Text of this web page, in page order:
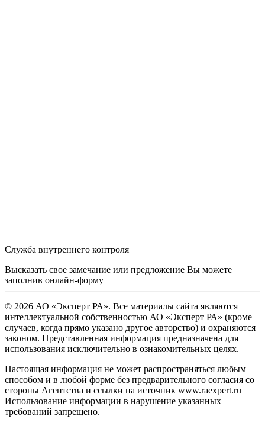
Служба внутреннего контроля
Высказать свое замечание или предложение Вы можете
заполнив онлайн-форму
© 2026 АО «Эксперт РА». Все материалы сайта являются
интеллектуальной собственностью АО «Эксперт РА» (кроме
случаев, когда прямо указано другое авторство) и охраняются
законом. Представленная информация предназначена для
использования исключительно в ознакомительных целях.
Настоящая информация не может распространяться любым
способом и в любой форме без предварительного согласия со
стороны Агентства и ссылки на источник www.raexpert.ru
Использование информации в нарушение указанных
требований запрещено.